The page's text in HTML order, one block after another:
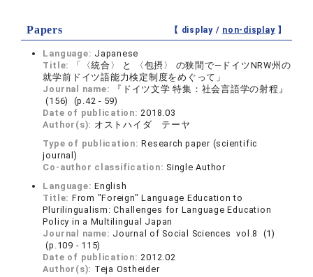
Papers 【 display / non-display】
Language: Japanese
Title:
「〈統合〉 と 〈包摂〉 の狭間で―ドイツNRW州の
就学前ドイツ語能力検定制度をめぐって」
Journal name:
『ドイツ文学 特集：社会言語学の射程』
(156) (p.42 - 59)
Date of publication:2018.03
Author(s): オストハイダ テーヤ
Type of publication:Research paper (scientific
journal)
Co-author classification: Single Author
Language:English
Title: From "Foreign" Language Education to
Plurilingualism: Challenges for Language Education
Policy in a Multilingual Japan
Journal name: Journal of Social Sciences vol.8 (1)
(p.109 - 115)
Date of publication:2012.02
Author(s): Teja Ostheider